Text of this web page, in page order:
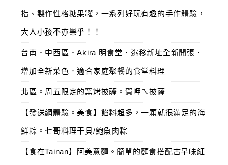
指、製作性格糖果罐，一系列好玩有趣的手作體驗，
大人小孩不亦樂乎！！
台南．中西區．Akira 明食堂．遷移新址全新開張．
增加全新菜色．適合家庭聚餐的食堂料理
北區。周五限定的窯烤披薩。賀呷ㄟ披薩
【發送網體驗。美食】餡料超多，一顆就很滿足的海
鮮粽。七哥料理干貝/鮑魚肉粽
【食在Tainan】阿美意麵。簡單的麵食搭配古早味紅